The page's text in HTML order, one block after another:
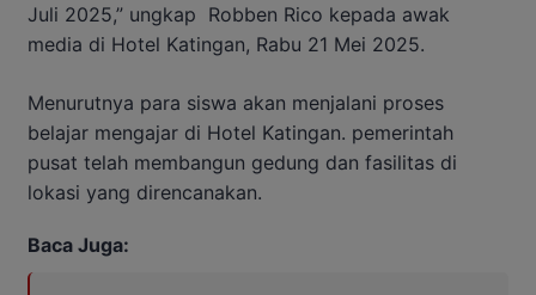
Juli 2025,” ungkap Robben Rico kepada awak
media di Hotel Katingan, Rabu 21 Mei 2025.
Menurutnya para siswa akan menjalani proses
belajar mengajar di Hotel Katingan. pemerintah
pusat telah membangun gedung dan fasilitas di
lokasi yang direncanakan.
Baca Juga: